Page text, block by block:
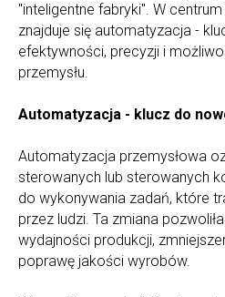
"inteligentne fabryki". W
znajduje się automatyzacja -
efektywności, precyzji i
przemysłu.
Automatyzacja - klucz do
Automatyzacja przemysłowa
sterowanych lub sterowanych
do wykonywania zadań, które
przez ludzi. Ta zmiana
wydajności produkcji,
poprawę jakości wyrobów.